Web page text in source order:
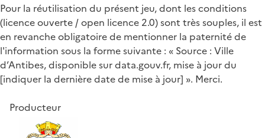
Pour la réutilisation du présent jeu, dont les conditions
(licence ouverte / open licence 2.0) sont très souples, il est
en revanche obligatoire de mentionner la paternité de
l'information sous la forme suivante : « Source : Ville
d’Antibes, disponible sur data.gouv.fr, mise à jour du
[indiquer la dernière date de mise à jour] ». Merci.
Producteur